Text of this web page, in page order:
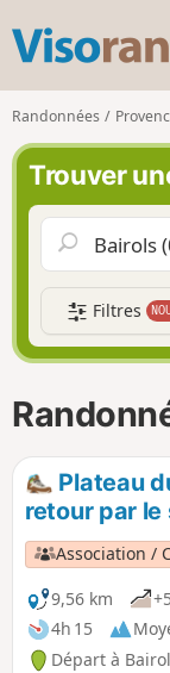
Randonnées
Trouver
Filtres
Plateau
retour par
Association /
9,56 km
4h 15
Départ à